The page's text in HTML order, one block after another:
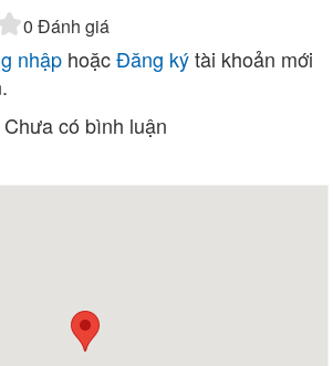
0 Đánh giá
nhập hoặcĐăng kýtài khoản mới
Chưa có bình luận